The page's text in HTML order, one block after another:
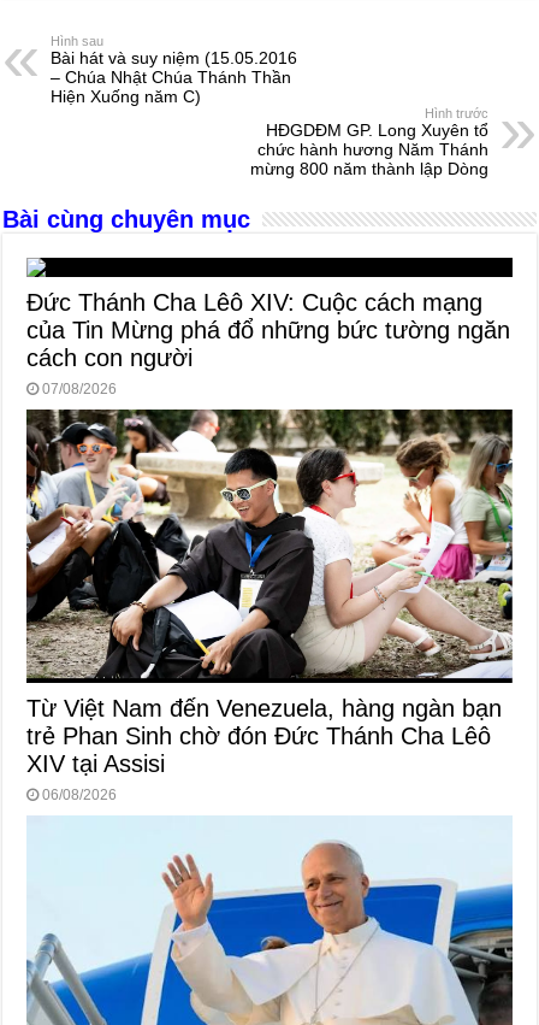
e
b
o
n
g
A
p
d
s
Hình sau
Bài hát và suy niệm (15.05.2016
– Chúa Nhật Chúa Thánh Thần
Hiện Xuống năm C)
Hình trước
HĐGDĐM GP. Long Xuyên tổ
chức hành hương Năm Thánh
mừng 800 năm thành lập Dòng
Bài cùng chuyên mục
Đức Thánh Cha Lêô XIV: Cuộc cách mạng
của Tin Mừng phá đổ những bức tường ngăn
cách con người
07/08/2026
Từ Việt Nam đến Venezuela, hàng ngàn bạn
trẻ Phan Sinh chờ đón Đức Thánh Cha Lêô
XIV tại Assisi
06/08/2026